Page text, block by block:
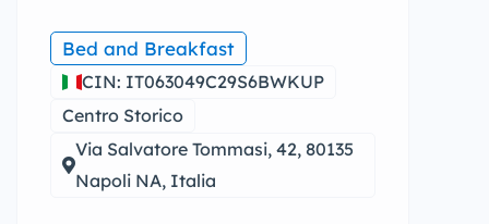
Bed and Breakfast
CIN: IT063049C29S6BWKUP
Centro Storico
Via Salvatore Tommasi, 42, 80135
Napoli NA, Italia